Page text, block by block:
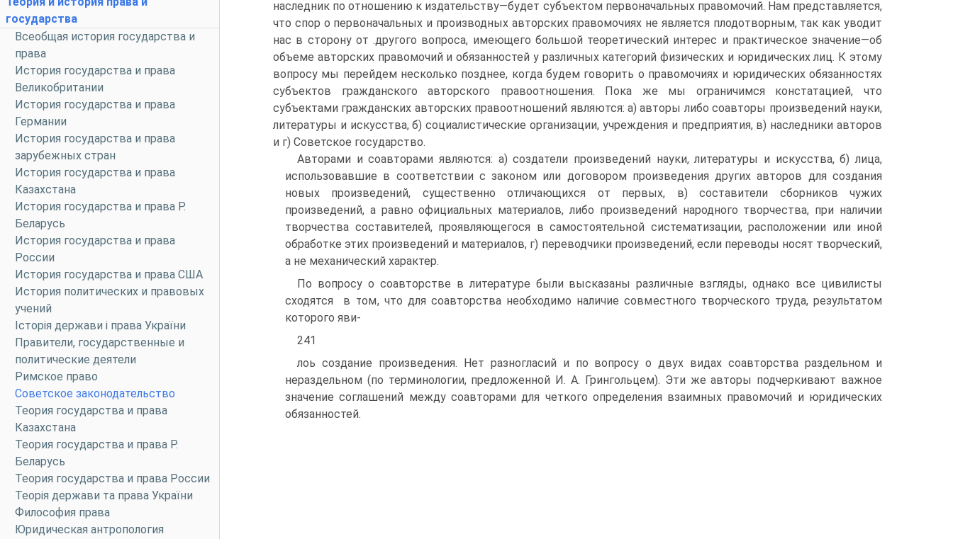
государства
Всеобщая история государства и
права
История государства и права
Великобритании
История государства и права
Германии
История государства и права
зарубежных стран
История государства и права
Казахстана
История государства и права Р.
Беларусь
История государства и права
России
История государства и права США
История политических и правовых
учений
Історія держави і права України
Правители, государственные и
политические деятели
Римское право
Советское законодательство
Теория государства и права
Казахстана
Теория государства и права Р.
Беларусь
Теория государства и права России
Теорія держави та права України
Философия права
Юридическая антропология
наследник по отношению к издательству—будет субъектом первоначальных правомочий. Нам представляется,
что спор о первоначальных и производных авторских правомочиях не является плодотворным, так как уводит
нас в сторону от .другого вопроса, имеющего большой теоретический интерес и практическое значение—об
объеме авторских правомочий и обязанностей у различных категорий физических и юридических лиц. К этому
вопросу мы перейдем несколько позднее, когда будем говорить о правомочиях и юридических обязанностях
субъектов гражданского авторского правоотношения. Пока же мы ограничимся констатацией, что
субъектами гражданских авторских правоотношений являются: а) авторы либо соавторы произведений науки,
литературы и искусства, б) социалистические организации, учреждения и предприятия, в) наследники авторов
и г) Советское государство.
Авторами и соавторами являются: а) создатели произведений науки, литературы и искусства, б) лица,
использовавшие в соответствии с законом или договором произведения других авторов для создания
новых произведений, существенно отличающихся от первых, в) составители сборников чужих
произведений, а равно официальных материалов, либо произведений народного творчества, при наличии
творчества составителей, проявляющегося в самостоятельной систематизации, расположении или иной
обработке этих произведений и материалов, г) переводчики произведений, если переводы носят творческий,
а не механический характер.
По вопросу о соавторстве в литературе были высказаны различные взгляды, однако все цивилисты
сходятся в том, что для соавторства необходимо наличие совместного творческого труда, результатом
которого яви-
241
лоь создание произведения. Нет разногласий и по вопросу о двух видах соавторства раздельном и
нераздельном (по терминологии, предложенной И. А. Грингольцем). Эти же авторы подчеркивают важное
значение соглашений между соавторами для четкого определения взаимных правомочий и юридических
обязанностей.